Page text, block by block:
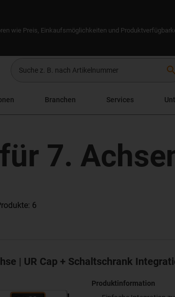
wie Preis, Einkaufsmöglichkeiten und
search
Branchen Services
7.
6
| UR Cap + Schaltschrank
Produktinformation